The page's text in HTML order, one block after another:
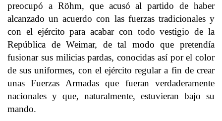
preocupó a Röhm, que acusó al partido de haber
alcanzado un acuerdo con las fuerzas tradicionales y
con el ejército para acabar con todo vestigio de la
República de Weimar, de tal modo que pretendía
fusionar sus milicias pardas, conocidas así por el color
de sus uniformes, con el ejército regular a fin de crear
unas Fuerzas Armadas que fueran verdaderamente
nacionales y que, naturalmente, estuvieran bajo su
mando.